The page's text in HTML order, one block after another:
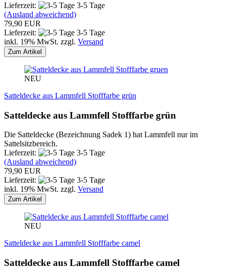
Lieferzeit:
3-5 Tage
(Ausland abweichend)
79,90 EUR
Lieferzeit:
3-5 Tage
inkl. 19% MwSt. zzgl. Versand
Zum Artikel
NEU
Satteldecke aus Lammfell Stofffarbe grün
Satteldecke aus Lammfell Stofffarbe grün
Die Satteldecke (Bezeichnung Sadek 1) hat Lammfell nur im
Sattelsitzbereich.
Lieferzeit:
3-5 Tage
(Ausland abweichend)
79,90 EUR
Lieferzeit:
3-5 Tage
inkl. 19% MwSt. zzgl. Versand
Zum Artikel
NEU
Satteldecke aus Lammfell Stofffarbe camel
Satteldecke aus Lammfell Stofffarbe camel